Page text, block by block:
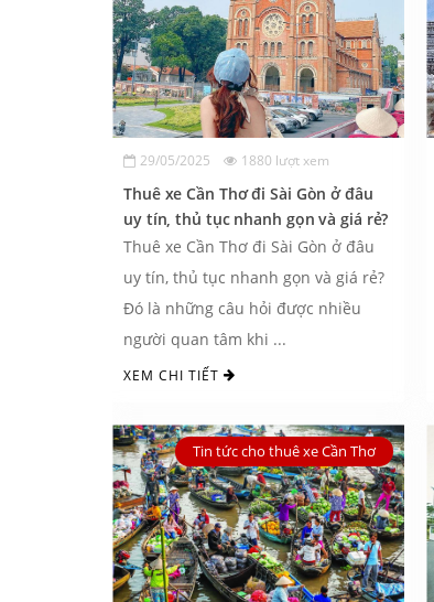
29/05/2025 1880 lượt xem
Thuê xe Cần Thơ đi Sài Gòn ở đâu
uy tín, thủ tục nhanh gọn và giá rẻ?
Thuê xe Cần Thơ đi Sài Gòn ở đâu
uy tín, thủ tục nhanh gọn và giá rẻ?
Đó là những câu hỏi được nhiều
người quan tâm khi ...
XEM CHI TIẾT
Tin tức cho thuê xe Cần Thơ